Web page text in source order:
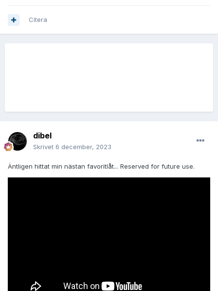
Citera
dibel
Skrivet 6 december, 2023
Äntligen hittat min nästan favoritlåt... Reserved for future use.